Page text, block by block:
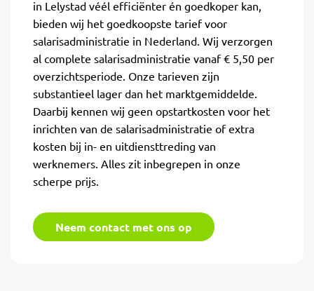
in Lelystad véél efficiënter én goedkoper kan,
bieden wij het goedkoopste tarief voor
salarisadministratie in Nederland. Wij verzorgen
al complete salarisadministratie vanaf € 5,50 per
overzichtsperiode. Onze tarieven zijn
substantieel lager dan het marktgemiddelde.
Daarbij kennen wij geen opstartkosten voor het
inrichten van de salarisadministratie of extra
kosten bij in- en uitdiensttreding van
werknemers. Alles zit inbegrepen in onze
scherpe prijs.
Neem contact met ons op